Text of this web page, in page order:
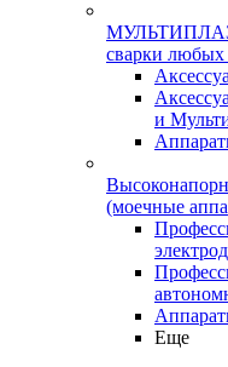
МУЛЬТИПЛАЗ
сварки любых
и
(моечные
Еще